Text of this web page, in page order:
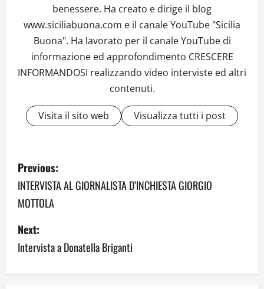
benessere. Ha creato e dirige il blog
www.siciliabuona.com e il canale YouTube "Sicilia
Buona". Ha lavorato per il canale YouTube di
informazione ed approfondimento CRESCERE
INFORMANDOSI realizzando video interviste ed altri
contenuti.
Visita il sito web Visualizza tutti i post
P
o
s
t
n
Previous:
INTERVISTA AL GIORNALISTA D’INCHIESTA GIORGIO
MOTTOLA
Next:
Intervista a Donatella Briganti